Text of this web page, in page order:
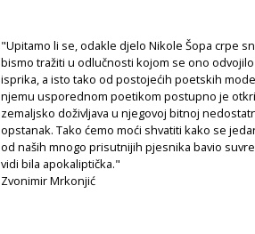
"Upitamo li se, odakle djelo Nikole Šopa crpe
bismo tražiti u odlučnosti kojom se ono
isprika, a isto tako od postojećih poetskih
njemu usporednom poetikom postupno je
zemaljsko doživljava u njegovoj bitnoj
opstanak. Tako ćemo moći shvatiti kako se
od naših mnogo prisutnijih pjesnika bavio
vidi bila apokaliptička."
Zvonimir Mrkonjić